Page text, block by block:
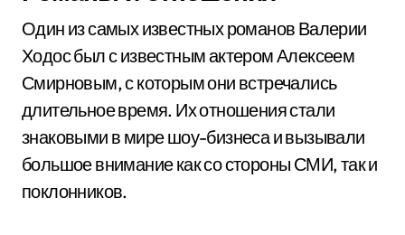
Один из самых известных романов Валерии
Ходос был с известным актером Алексеем
Смирновым, с которым они встречались
длительное время. Их отношения стали
знаковыми в мире шоу-бизнеса и вызывали
большое внимание как со стороны СМИ, так и
поклонников.